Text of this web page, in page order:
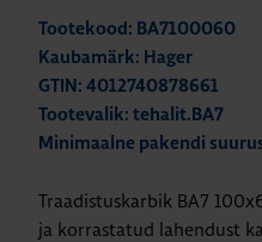
Tootekood: BA7100060
Kaubamärk: Hager
GTIN: 4012740878661
Tootevalik: tehalit.BA7
Minimaalne pakendi
Traadistuskarbik BA7
ja korrastatud lahendust